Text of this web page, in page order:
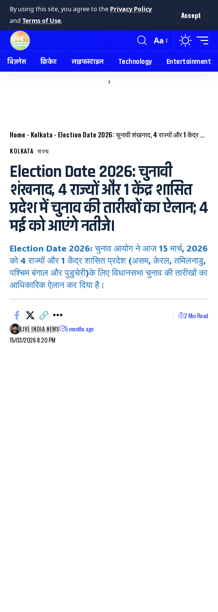
By using this site, you agree to the Privacy Policy
and Terms of Use.
Accept
Aa
बिज़नेस क्रिकेट लाइफस्टाइल Technology Entertainment
a
Home - Kolkata - Election Date 2026: चुनावी शंखनाद, 4 राज्यों और 1 केंद्र शासित प्रदेश में चुनाव की तारीखों का ऐलान; 4 मई को आएंगे नतीजे।
KOLKATA राज्य
Election Date 2026: चुनावी
शंखनाद, 4 राज्यों और 1 केंद्र शासित
प्रदेश में चुनाव की तारीखों का ऐलान; 4
मई को आएंगे नतीजे।
Election Date 2026: चुनाव आयोग ने आज 15 मार्च, 2026
को 4 राज्यों और 1 केंद्र शासित प्रदेश (असम, केरल, तमिलनाडु,
पश्चिम बंगाल और पुडुचेरी)के लिए विधानसभा चुनाव की तारीखों का
आधिकारिक ऐलान कर दिया है।
15/03/2026 8:20 PM
LIVE INDIA NEWS 5 months ago
2 Min Read